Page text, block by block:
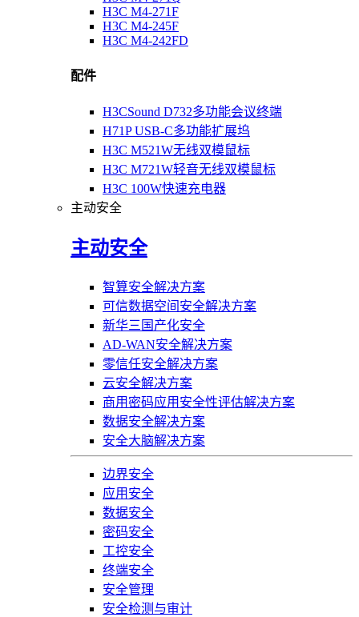
H3C M4-271F
H3C M4-245F
H3C M4-242FD
配件
H3CSound D732多功能会议终端
H71P USB-C多功能扩展坞
H3C M521W无线双模鼠标
H3C M721W轻音无线双模鼠标
H3C 100W快速充电器
主动安全
主动安全
智算安全解决方案
可信数据空间安全解决方案
新华三国产化安全
AD-WAN安全解决方案
零信任安全解决方案
云安全解决方案
商用密码应用安全性评估解决方案
数据安全解决方案
安全大脑解决方案
边界安全
应用安全
数据安全
密码安全
工控安全
终端安全
安全管理
安全检测与审计